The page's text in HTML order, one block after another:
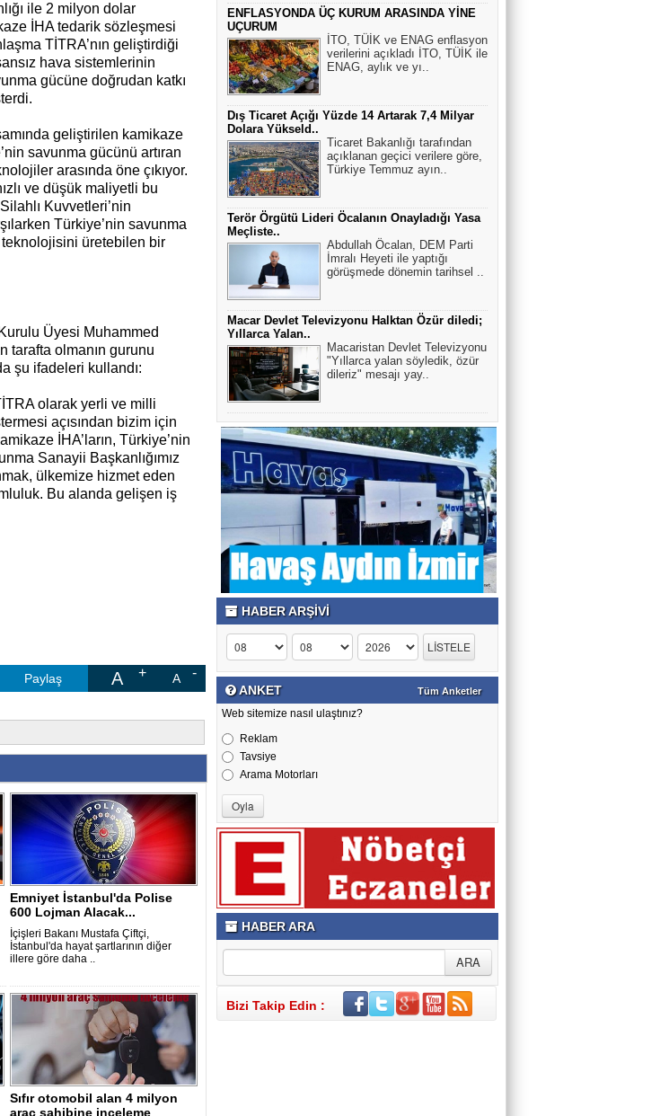
ile 2 milyon dolar
İHA tedarik sözleşmesi
TİTRA’nın geliştirdiği
hava sistemlerinin
gücüne doğrudan katkı
geliştirilen kamikaze
savunma gücünü artıran
arasında öne çıkıyor.
ve düşük maliyetli bu
Kuvvetleri’nin
Türkiye’nin savunma
teknolojisini üretebilen bir
Üyesi Muhammed
tarafta olmanın gurunu
şu ifadeleri kullandı:
olarak yerli ve milli
açısından bizim için
İHA’ların, Türkiye’nin
Sanayii Başkanlığımız
ülkemize hizmet eden
Bu alanda gelişen iş
Paylaş A A
Emniyet İstanbul'da Polise
600 Lojman Alacak...
İçişleri Bakanı Mustafa Çiftçi,
İstanbul'da hayat şartlarının diğer
illere göre daha ..
Sıfır otomobil alan 4 milyon
araç sahibine inceleme
Hasan Efe
ÇAĞRI....
ANKARADAN BAKIŞ
Tanklar meskûn mahal savaşında
zorunlu olmadıkça kullanılmaz.
Sırlar Dünyası
KIZIL SAÇLI YABANCI VE CENGİZ
HAN’IN KAYIP SOYU
Engelsiz Köşe
Az gören bireyler için gözlük üretildi
Selin Esen Güneş
KANSER YAŞ TANIMIYOR
HULUSİ KAZANDERE
BU NECİP VE AZİZ MİLLETİN
GENLERİ İLE OYNAMAYIN.
YILMAZ ACER
BİLMEMİZ GEREKİR!!
Veli Tiryaki
Trump Netanyahu kaybetti, Sayelerinde
İran'da rejim güçlendi
ENFLASYONDA ÜÇ KURUM ARASINDA YİNE
UÇURUM
İTO, TÜİK ve ENAG enflasyon
verilerini açıkladı İTO, TÜİK ile
ENAG, aylık ve yı..
Dış Ticaret Açığı Yüzde 14 Artarak 7,4 Milyar
Dolara Yükseld..
Ticaret Bakanlığı tarafından
açıklanan geçici verilere göre,
Türkiye Temmuz ayın..
Terör Örgütü Lideri Öcalanın Onayladığı Yasa
Meçliste..
Abdullah Öcalan, DEM Parti
İmralı Heyeti ile yaptığı
görüşmede dönemin tarihsel ..
Macar Devlet Televizyonu Halktan Özür diledi;
Yıllarca Yalan..
Macaristan Devlet Televizyonu
"Yıllarca yalan söyledik, özür
dileriz" mesajı yay..
HABER ARŞİVİ
ANKET Tüm Anketler
Web sitemize nasıl ulaştınız?
Reklam
Tavsiye
Arama Motorları
HABER ARA
Bizi Takip Edin :